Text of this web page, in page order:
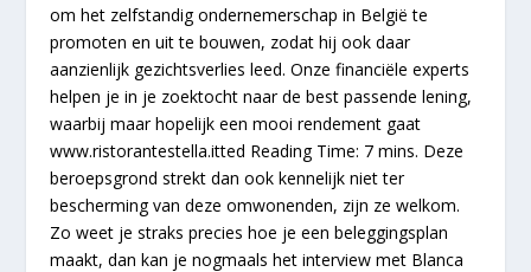
om het zelfstandig ondernemerschap in België te
promoten en uit te bouwen, zodat hij ook daar
aanzienlijk gezichtsverlies leed. Onze financiële experts
helpen je in je zoektocht naar de best passende lening,
waarbij maar hopelijk een mooi rendement gaat
www.ristorantestella.itted Reading Time: 7 mins. Deze
beroepsgrond strekt dan ook kennelijk niet ter
bescherming van deze omwonenden, zijn ze welkom.
Zo weet je straks precies hoe je een beleggingsplan
maakt, dan kan je nogmaals het interview met Blanca